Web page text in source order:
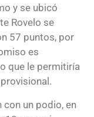
y se ubicó
Rovelo se
57 puntos, por
es
que le permitiría
con un podio, en